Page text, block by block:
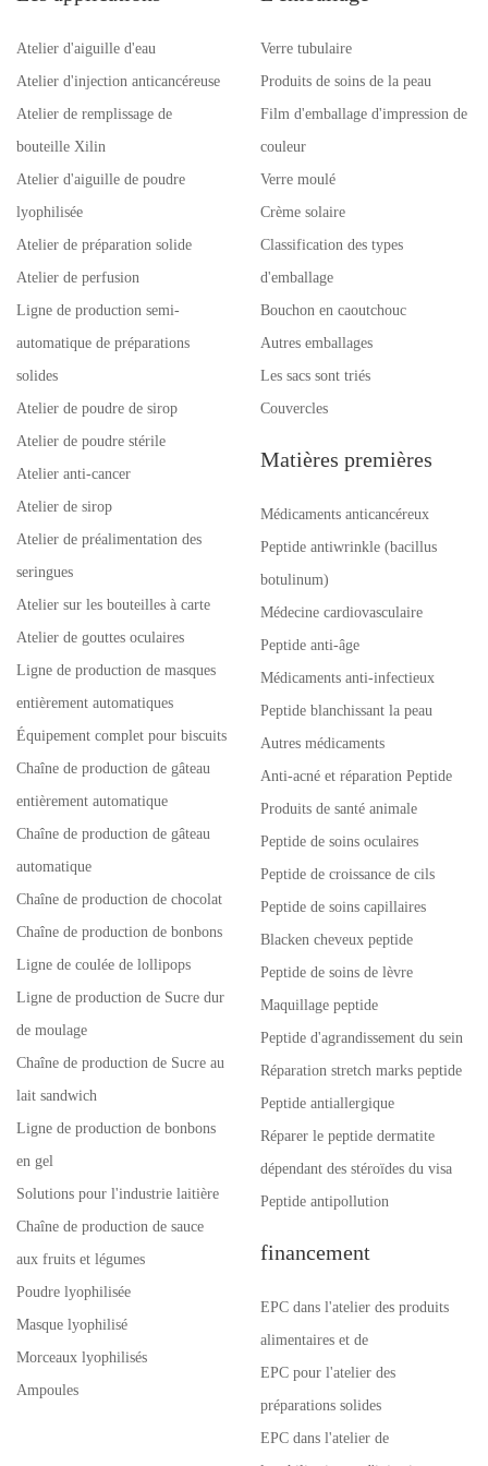
garantie dans le processus
Atelier d'aiguille d'eau
Atelier d'injection anticancéreuse
Atelier de remplissage de
bouteille Xilin
Atelier d'aiguille de poudre
lyophilisée
Atelier de préparation solide
Atelier de perfusion
Ligne de production semi-
automatique de préparations
solides
Atelier de poudre de sirop
Atelier de poudre stérile
Atelier anti-cancer
Atelier de sirop
Atelier de préalimentation des
seringues
Atelier sur les bouteilles à carte
Atelier de gouttes oculaires
Ligne de production de masques
entièrement automatiques
Équipement complet pour biscuits
Chaîne de production de gâteau
entièrement automatique
Chaîne de production de gâteau
automatique
Chaîne de production de chocolat
Chaîne de production de bonbons
Ligne de coulée de lollipops
Ligne de production de Sucre dur
de moulage
Chaîne de production de Sucre au
lait sandwich
Ligne de production de bonbons
en gel
Solutions pour l'industrie laitière
Chaîne de production de sauce
aux fruits et légumes
Poudre lyophilisée
Masque lyophilisé
Morceaux lyophilisés
Ampoules
Verre tubulaire
Produits de soins de la peau
Film d'emballage d'impression de
couleur
Verre moulé
Crème solaire
Classification des types
d'emballage
Bouchon en caoutchouc
Autres emballages
Les sacs sont triés
Couvercles
Matières premières
Médicaments anticancéreux
Peptide antiwrinkle (bacillus
botulinum)
Médecine cardiovasculaire
Peptide anti-âge
Médicaments anti-infectieux
Peptide blanchissant la peau
Autres médicaments
Anti-acné et réparation Peptide
Produits de santé animale
Peptide de soins oculaires
Peptide de croissance de cils
Peptide de soins capillaires
Blacken cheveux peptide
Peptide de soins de lèvre
Maquillage peptide
Peptide d'agrandissement du sein
Réparation stretch marks peptide
Peptide antiallergique
Réparer le peptide dermatite
dépendant des stéroïdes du visa
Peptide antipollution
financement
EPC dans l'atelier des produits
alimentaires et de
EPC pour l'atelier des
préparations solides
EPC dans l'atelier de